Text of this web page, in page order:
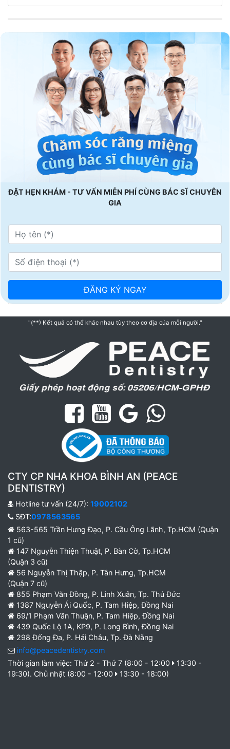
ĐẶT HẸN KHÁM - TƯ VẤN MIỄN PHÍ CÙNG BÁC SĨ CHUYÊN
GIA
"(**) Kết quả có thể khác nhau tùy theo cơ địa của mỗi người."
CTY CP NHA KHOA BÌNH AN (PEACE
DENTISTRY)
Hotline tư vấn (24/7): 19002102
SĐT:0978563565
563-565 Trần Hưng Đạo, P. Cầu Ông Lãnh, Tp.HCM (Quận
1 cũ)
147 Nguyễn Thiện Thuật, P. Bàn Cờ, Tp.HCM
(Quận 3 cũ)
56 Nguyễn Thị Thập, P. Tân Hưng, Tp.HCM
(Quận 7 cũ)
855 Phạm Văn Đồng, P. Linh Xuân, Tp. Thủ Đức
1387 Nguyễn Ái Quốc, P. Tam Hiệp, Đồng Nai
69/1 Phạm Văn Thuận, P. Tam Hiệp, Đồng Nai
439 Quốc Lộ 1A, KP9, P. Long Bình, Đồng Nai
298 Đống Đa, P. Hải Châu, Tp. Đà Nẵng
info@peacedentistry.com
Thời gian làm việc: Thứ 2 - Thứ 7 (8:00 - 12:00
13:30 -
19:30). Chủ nhật (8:00 - 12:00
13:30 - 18:00)